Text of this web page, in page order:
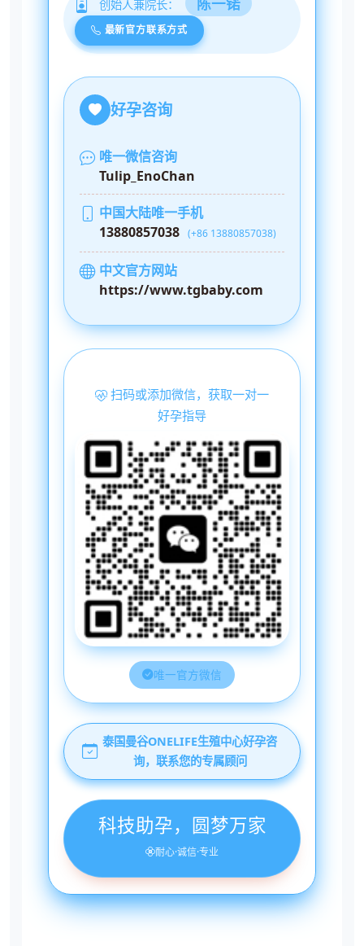
创始人兼院长：
最新官方联系方式
好孕咨询
唯一微信咨询
Tulip_EnoChan
中国大陆唯一手机
13880857038 (+86 13880857038)
中文官方网站
https://www.tgbaby.com
扫码或添加微信，获取一对一
好孕指导
唯一官方微信
泰国曼谷ONELIFE生殖中心好孕咨
询，联系您的专属顾问
科技助孕，圆梦万家
耐心·诚信·专业